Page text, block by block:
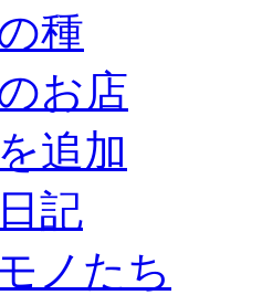
種
お店
追加
記
ノたち